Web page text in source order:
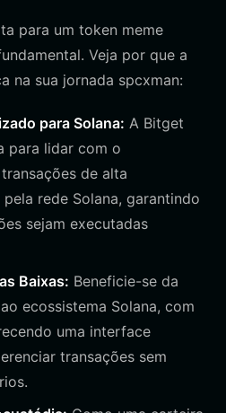
para um token meme
Veja por que a
na sua jornada spcxman:
para Solana: A Bitget
para lidar com o
de alta
rede Solana, garantindo
sejam executadas
Baixas: Beneficie-se da
ecossistema Solana, com
uma interface
transações sem